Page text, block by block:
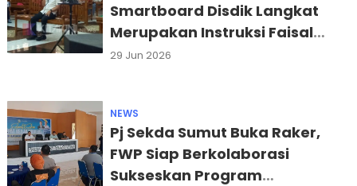
Smartboard Disdik Langkat
Merupakan Instruksi Faisal
Hasrimy
29 Jun 2026
NEWS
Pj Sekda Sumut Buka Raker,
FWP Siap Berkolaborasi
Sukseskan Program